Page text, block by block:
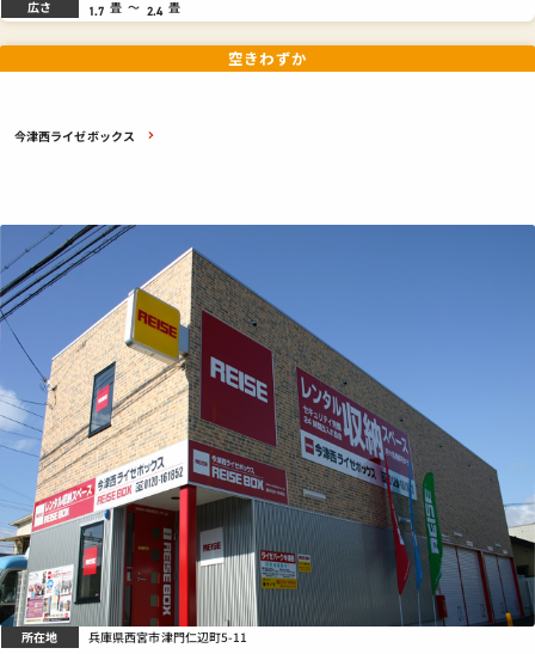
広さ 1.7 畳 ～ 2.4 畳
今津西ライゼボックス
空きわずか
所在地 兵庫県西宮市津門仁辺町5-11